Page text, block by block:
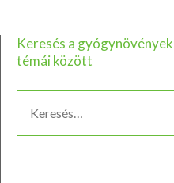
Keresés a
témái között